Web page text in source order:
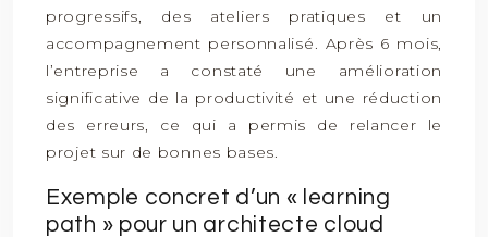
progressifs, des ateliers pratiques et un
accompagnement personnalisé. Après 6 mois,
l’entreprise a constaté une amélioration
significative de la productivité et une réduction
des erreurs, ce qui a permis de relancer le
projet sur de bonnes bases.
Exemple concret d’un « learning
path » pour un architecte cloud